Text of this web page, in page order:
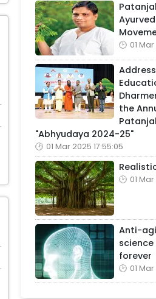
01
the
"Abhyudaya 2024-25"
01 Mar 2025 17:55:05
01
Anti-
forever
01